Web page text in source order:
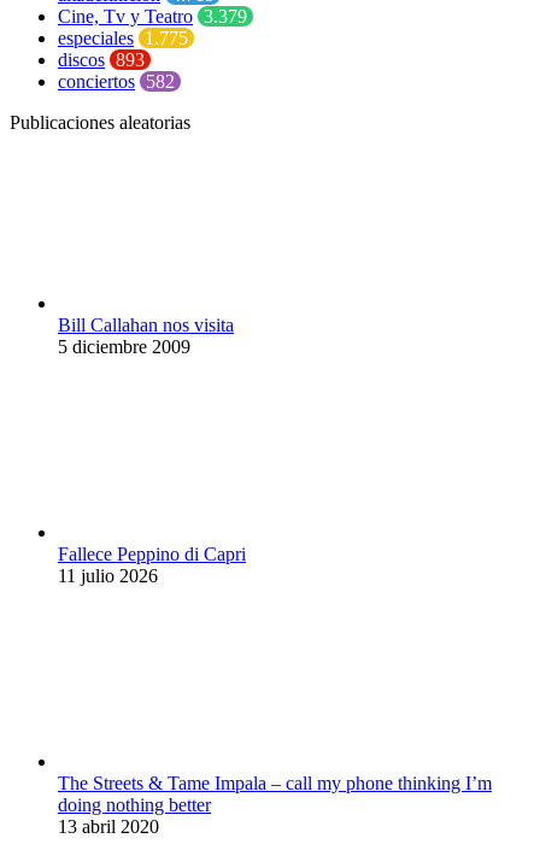
Cine, Tv y Teatro 3.379
especiales 1.775
discos 893
conciertos 582
Publicaciones aleatorias
Bill Callahan nos visita
5 diciembre 2009
Fallece Peppino di Capri
11 julio 2026
The Streets & Tame Impala – call my phone thinking I’m
doing nothing better
13 abril 2020